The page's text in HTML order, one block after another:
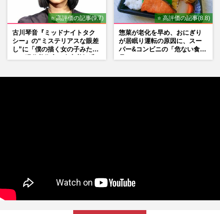
⭐ 高評価の記事(9.7)
古川琴音『ミッドナイトタク
シー』の“ミステリアスな眼差
し”に「僕の描く女の子みた
⭐ 高評価の記事(8.8)
惣菜が老化を早め、おにぎり
が居眠り運転の原因に、スー
パー&コンビニの「危ない食